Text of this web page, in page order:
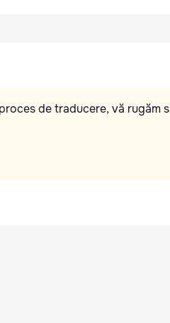
de traducere, vă rugăm